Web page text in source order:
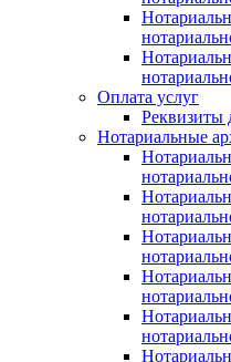
Оплата услуг
Реквизиты
Нотариальные